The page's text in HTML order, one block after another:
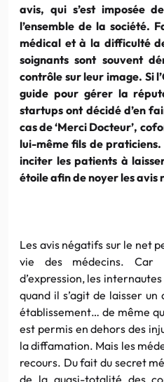
avis, qui s’est imposée
l’ensemble de la société.
médical et à la difficulté
soignants sont souvent
contrôle sur leur image. Si
guide pour gérer la
startups ont décidé d’en
cas de ‘Merci Docteur’,
lui-même fils de praticiens.
inciter les patients à
étoile afin de noyer les avis
Les avis négatifs sur le net
vie des médecins.
d’expression, les
quand il s’agit de laisser
établissement… de même
est permis en dehors des
la diffamation. Mais les
recours. Du fait du secret
de la quasi-totalité des